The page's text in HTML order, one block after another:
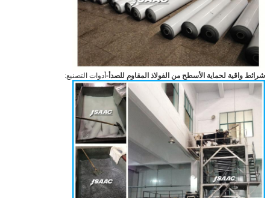
شرائط واقية لحماية الأسطح من الفولاذ المقاوم للصدأ-أدوات التصنيع: